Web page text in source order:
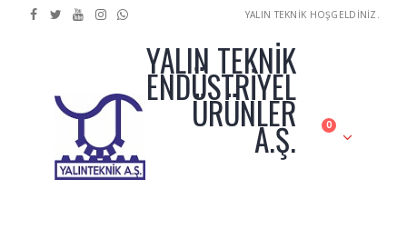
YALIN TEKNİK HOŞGELDİNİZ.
YALIN TEKNİK
ENDÜSTRİYEL
ÜRÜNLER
A.Ş. 0